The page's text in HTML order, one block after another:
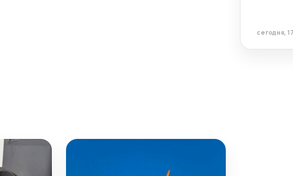
сегодня,